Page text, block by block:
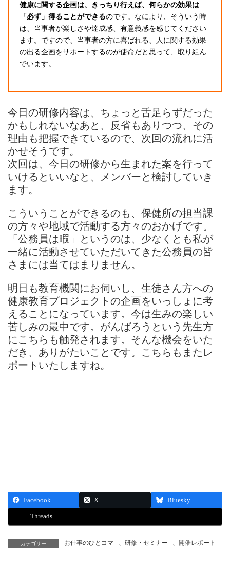
健康に関する企画は、きっちり行えば、何らかの効果は
「必ず」得ることができるのです。なにより、そういう時
は、当事者が楽しさや達成感、有意義感を感じてください
ます。ですので、当事者の方に喜ばれる、人に関する効果
の出る企画をサポートするのが使命だと思って、取り組ん
でいます。
今日の研修内容は、ちょっと舌足らずだった
かもしれないなあと、反省もありつつ、その
理由も把握できているので、次回の流れに活
かせそうです。
次回は、今日の研修から生まれた案を行って
いけるといいなと、メンバーと検討していき
ます。
こういうことができるのも、保健所の担当課
の方々や地域で活動する方々のおかげです。
「公務員は暇」というのは、少なくとも私が
一緒に活動させていただいてきた公務員の皆
さまには当てはまりません。
明日も教育機関にお伺いし、生徒さん方への
健康教育プロジェクトの企画をいっしょに考
えることになっています。今は生みの楽しい
苦しみの最中です。がんばろうという先生方
にこちらも触発されます。そんな機会をいた
だき、ありがたいことです。こちらもまたレ
ポートいたしますね。
Facebook X Bluesky
Threads
カテゴリー お仕事のひとコマ 研修・セミナー 、開催レポート